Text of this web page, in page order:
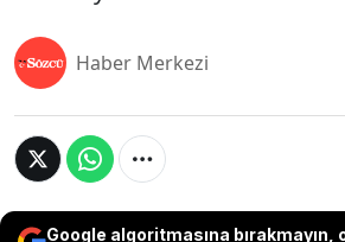
Haber Merkezi
Google algoritmasına bırakmayın,